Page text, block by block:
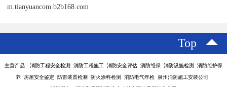
m.tianyuancom.b2b168.com
Top
主营产品：消防工程安全检测 消防工程施工 消防安全评估 消防维保 消防设施检测 消防维护保
养 房屋安全鉴定 防雷装置检测 防火涂料检测 消防电气年检 泉州消防施工安装公司